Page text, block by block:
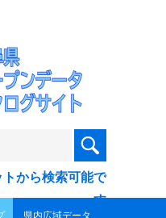
から検索可能で
す
県内広域データ